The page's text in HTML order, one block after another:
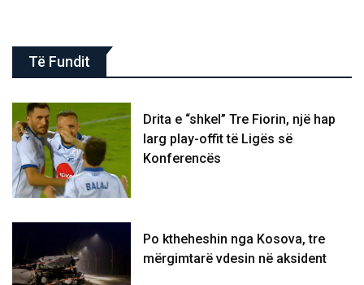
Të Fundit
Drita e “shkel” Tre Fiorin, një hap
larg play-offit të Ligës së
Konferencës
Po ktheheshin nga Kosova, tre
mërgimtarë vdesin në aksident